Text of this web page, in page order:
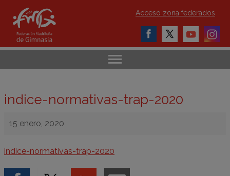
Acceso zona federados
indice-normativas-trap-2020
15 enero, 2020
indice-normativas-trap-2020